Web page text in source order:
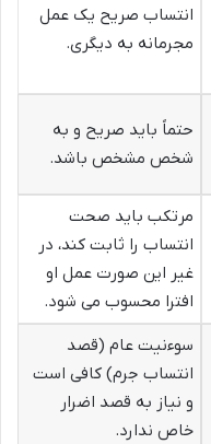
انتساب صریح یک عمل
مجرمانه به دیگری.
حتماً باید صریح و به
شخص مشخص باشد.
مرتکب باید صحت
انتساب را ثابت کند، در
غیر این صورت عمل او
افترا محسوب می شود.
سوءنیت عام (قصد
انتساب جرم) کافی است
و نیاز به قصد اضرار
خاص ندارد.